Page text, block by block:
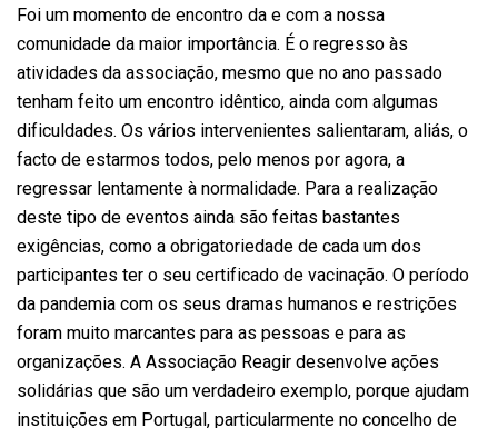
Foi um momento de encontro da e com a nossa
comunidade da maior importância. É o regresso às
atividades da associação, mesmo que no ano passado
tenham feito um encontro idêntico, ainda com algumas
dificuldades. Os vários intervenientes salientaram, aliás, o
facto de estarmos todos, pelo menos por agora, a
regressar lentamente à normalidade. Para a realização
deste tipo de eventos ainda são feitas bastantes
exigências, como a obrigatoriedade de cada um dos
participantes ter o seu certificado de vacinação. O período
da pandemia com os seus dramas humanos e restrições
foram muito marcantes para as pessoas e para as
organizações. A Associação Reagir desenvolve ações
solidárias que são um verdadeiro exemplo, porque ajudam
instituições em Portugal, particularmente no concelho de